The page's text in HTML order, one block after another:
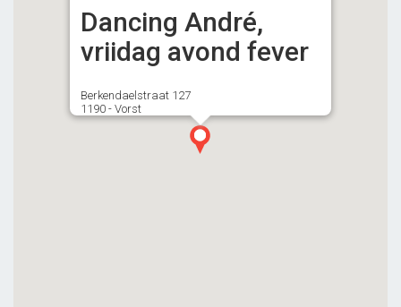
Dancing André,
vriidag avond fever
Berkendaelstraat 127
1190 - Vorst